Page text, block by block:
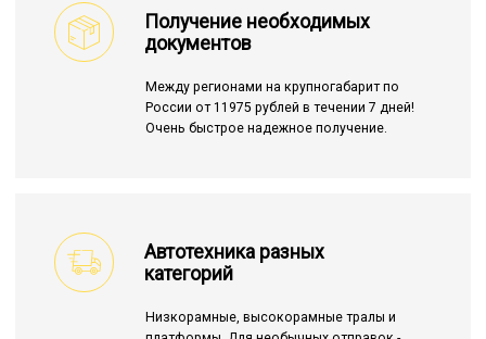
Получение необходимых
документов
Между регионами на крупногабарит по
России от 11975 рублей в течении 7 дней!
Очень быстрое надежное получение.
Автотехника разных
категорий
Низкорамные, высокорамные тралы и